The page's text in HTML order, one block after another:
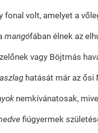
fonal volt, amelyet a
mangófában élnek az
vagy Böjtmás
hatását már az ősi
nemkívánatosak,
fiúgyermek